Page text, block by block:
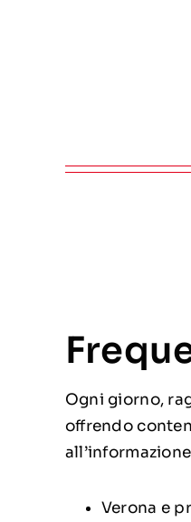
Ogni giorno,
offrendo
Verona e